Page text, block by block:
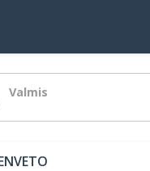
Valmis